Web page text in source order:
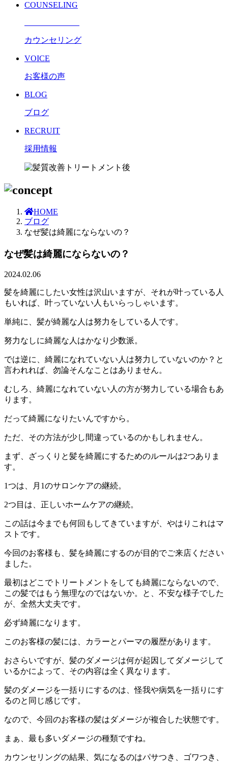
COUNSELING
カウンセリング
VOICE
お客様の声
BLOG
ブログ
RECRUIT
採用情報
HOME
ブログ
なぜ髪は綺麗にならないの？
なぜ髪は綺麗にならないの？
2024.02.06
髪を綺麗にしたい女性は沢山いますが、それが叶っている人
もいれば、叶っていない人もいらっしゃいます。
単純に、髪が綺麗な人は努力をしている人です。
努力なしに綺麗な人はかなり少数派。
では逆に、綺麗になれていない人は努力していないのか？と
言われれば、勿論そんなことはありません。
むしろ、綺麗になれていない人の方が努力している場合もあ
ります。
だって綺麗になりたいんですから。
ただ、その方法が少し間違っているのかもしれません。
まず、ざっくりと髪を綺麗にするためのルールは2つありま
す。
1つは、月1のサロンケアの継続。
2つ目は、正しいホームケアの継続。
この話は今までも何回もしてきていますが、やはりこれはマ
ストです。
今回のお客様も、髪を綺麗にするのが目的でご来店ください
ました。
最初はどこでトリートメントをしても綺麗にならないので、
この髪ではもう無理なのではないか。と、不安な様子でした
が、全然大丈夫です。
必ず綺麗になります。
このお客様の髪には、カラーとパーマの履歴があります。
おさらいですが、髪のダメージは何が起因してダメージして
いるかによって、その内容は全く異なります。
髪のダメージを一括りにするのは、怪我や病気を一括りにす
るのと同じ感じです。
なので、今回のお客様の髪はダメージが複合した状態です。
まぁ、最も多いダメージの種類ですね。
カウンセリングの結果、気になるのはパサつき、ゴワつき、